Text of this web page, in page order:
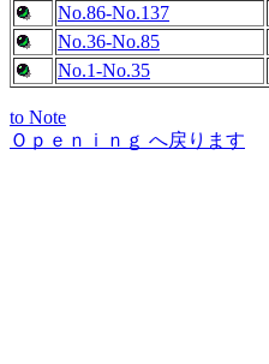
No.86-No.137
No.36-No.85
No.1-No.35
to Note
Ｏｐｅｎｉｎｇ へ戻ります